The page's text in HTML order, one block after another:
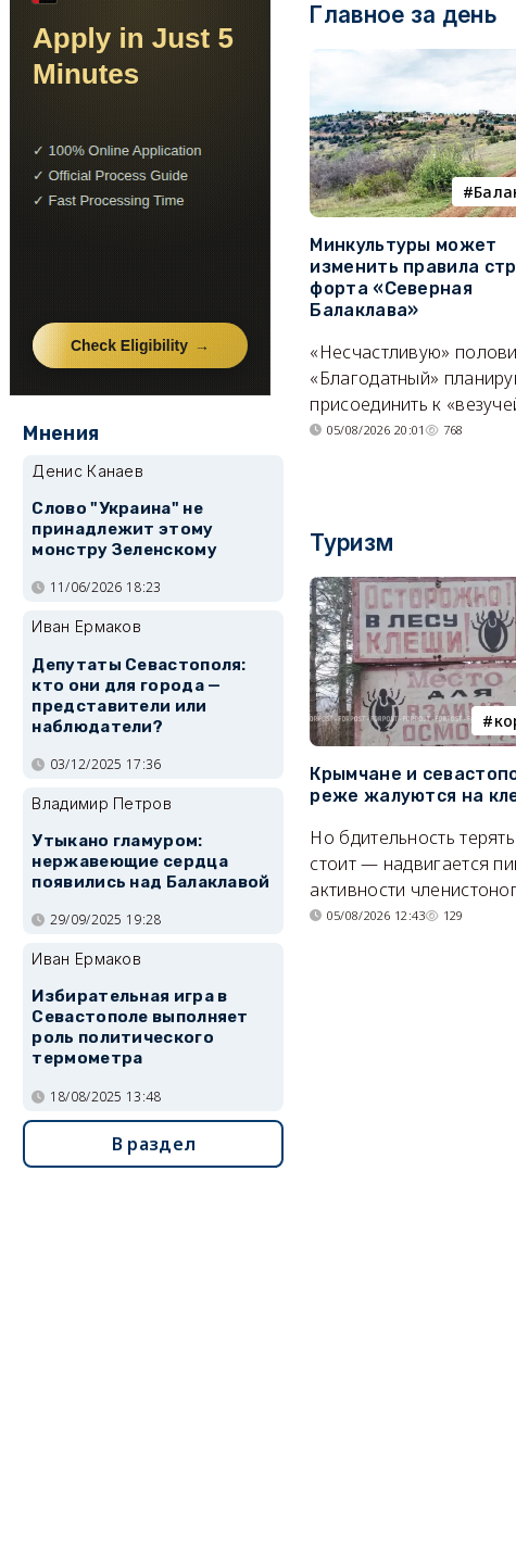
Главное за день
Минкультуры может
изменить правила
форта «Северная
Балаклава»
«Несчастливую»
«Благодатный»
присоединить к
05/08/2026 20:01 768
Туризм
Крымчане и
реже жалуются на
Но бдительность
стоит — надвигается
активности
05/08/2026 12:43 129
Мнения
Денис Канаев
Слово "Украина" не
принадлежит этому
монстру Зеленскому
11/06/2026 18:23
Иван Ермаков
Депутаты Севастополя:
кто они для города —
представители или
наблюдатели?
03/12/2025 17:36
Владимир Петров
Утыкано гламуром:
нержавеющие сердца
появились над Балаклавой
29/09/2025 19:28
Иван Ермаков
Избирательная игра в
Севастополе выполняет
роль политического
термометра
18/08/2025 13:48
В раздел